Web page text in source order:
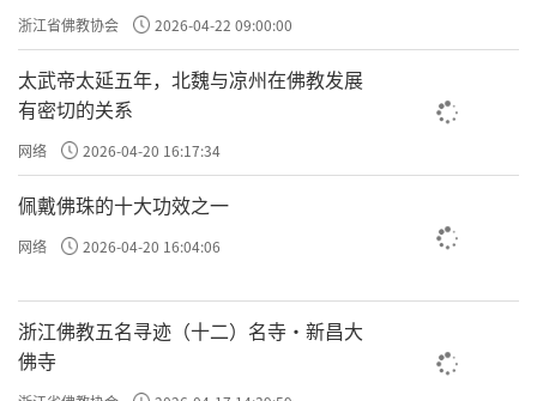
浙江省佛教协会 2026-04-22 09:00:00
太武帝太延五年，北魏与凉州在佛教发展
有密切的关系
网络 2026-04-20 16:17:34
佩戴佛珠的十大功效之一
网络 2026-04-20 16:04:06
浙江佛教五名寻迹（十二）名寺·新昌大
佛寺